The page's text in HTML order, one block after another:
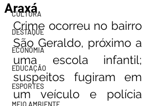
CULTURA
DESTAQUE
ECONOMIA
EDUCAÇÃO
ESPORTES
MEIO AMBIENTE
Araxá
Crime ocorreu no bairro
São Geraldo, próximo a
uma escola infantil;
suspeitos fugiram em
um veículo e polícia